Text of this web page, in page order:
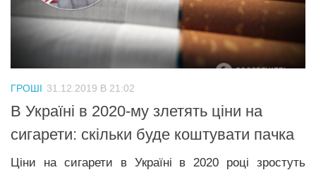
ГРОШІ 31.12.2019 В 21:02
В Україні в 2020-му злетять ціни на
сигарети: скільки буде коштувати пачка
Ціни на сигарети в Україні в 2020 році зростуть